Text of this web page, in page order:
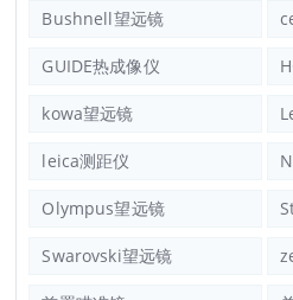
Bushnell望远镜
GUIDE热成像仪
kowa望远镜
leica测距仪
Olympus望远镜
Swarovski望远镜